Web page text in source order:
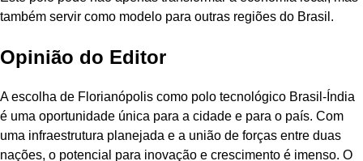
também servir como modelo para outras regiões do Brasil.
Opinião do Editor
A escolha de Florianópolis como polo tecnológico Brasil-Índia
é uma oportunidade única para a cidade e para o país. Com
uma infraestrutura planejada e a união de forças entre duas
nações, o potencial para inovação e crescimento é imenso. O